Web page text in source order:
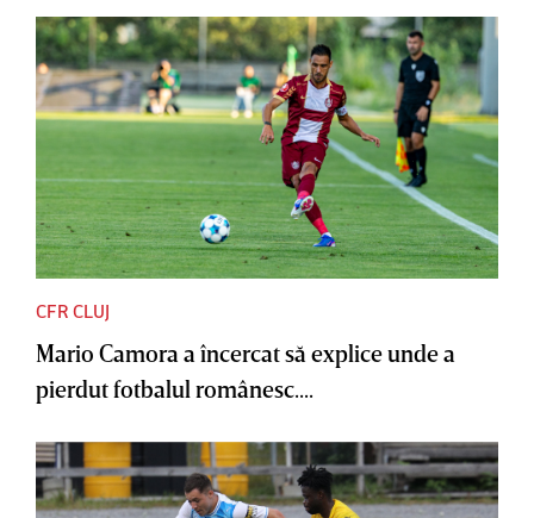
CFR CLUJ
Mario Camora a încercat să explice unde a
pierdut fotbalul românesc....